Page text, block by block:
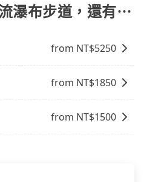
小。數超過12位就一定是叫一
預定時最好先與車行或平
機還會提供各種旅遊建議
車車資更優惠。 - 計程
一般屬短程接駁為主。 -
自行承擔風險，遇到狀況
瀑布步道，還有⋯
from NT$5250
from NT$1850
from NT$1500